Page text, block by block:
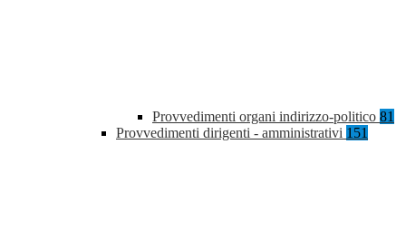
Provvedimenti organi indirizzo-politico 81
Provvedimenti dirigenti - amministrativi 151